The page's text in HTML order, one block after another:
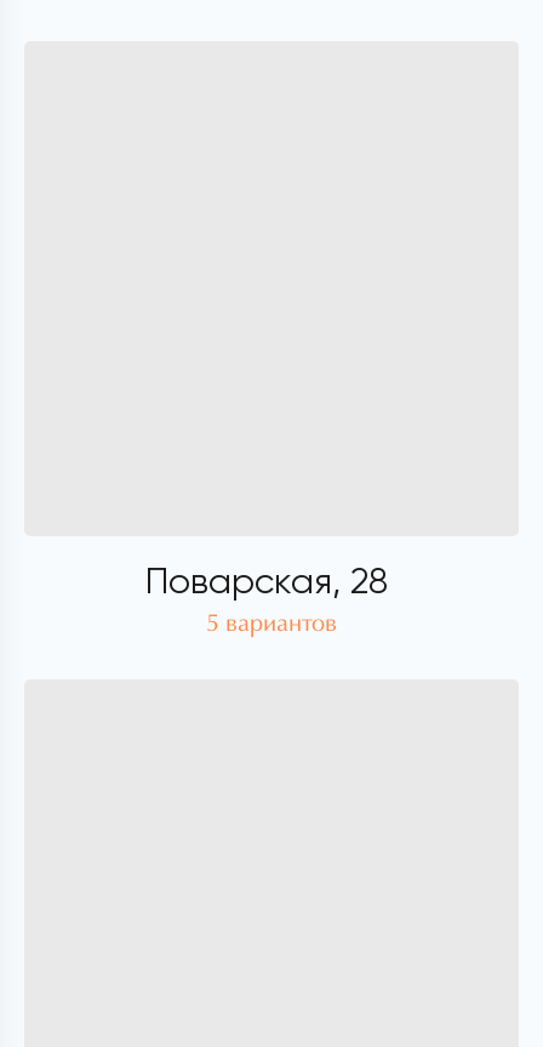
Поварская, 28
5 вариантов